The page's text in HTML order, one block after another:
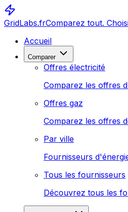
GridLabs.frComparez tout.
Accueil
Comparer
Offres électricité
Comparez les offres
Offres gaz
Comparez les offres
Par ville
Fournisseurs
Tous les fournisseurs
Découvrez tous les